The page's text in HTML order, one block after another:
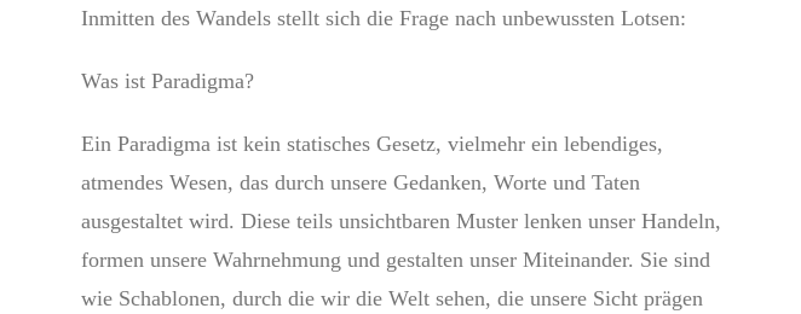
Inmitten des Wandels stellt sich die Frage nach unbewussten Lotsen:
Was ist Paradigma?
Ein Paradigma ist kein statisches Gesetz, vielmehr ein lebendiges,
atmendes Wesen, das durch unsere Gedanken, Worte und Taten
ausgestaltet wird. Diese teils unsichtbaren Muster lenken unser Handeln,
formen unsere Wahrnehmung und gestalten unser Miteinander. Sie sind
wie Schablonen, durch die wir die Welt sehen, die unsere Sicht prägen